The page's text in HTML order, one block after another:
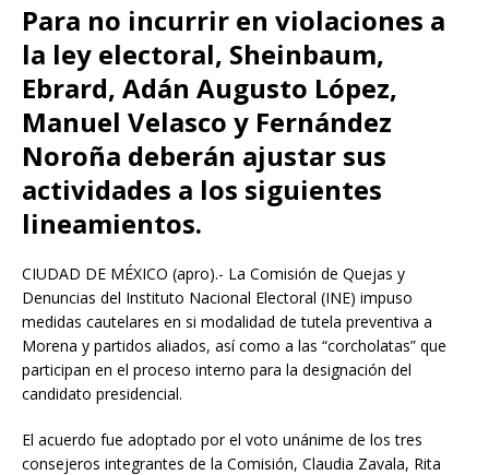
Para no incurrir en violaciones a
la ley electoral, Sheinbaum,
Ebrard, Adán Augusto López,
Manuel Velasco y Fernández
Noroña deberán ajustar sus
actividades a los siguientes
lineamientos.
CIUDAD DE MÉXICO (apro).- La Comisión de Quejas y
Denuncias del Instituto Nacional Electoral (INE) impuso
medidas cautelares en si modalidad de tutela preventiva a
Morena y partidos aliados, así como a las “corcholatas” que
participan en el proceso interno para la designación del
candidato presidencial.
El acuerdo fue adoptado por el voto unánime de los tres
consejeros integrantes de la Comisión, Claudia Zavala, Rita